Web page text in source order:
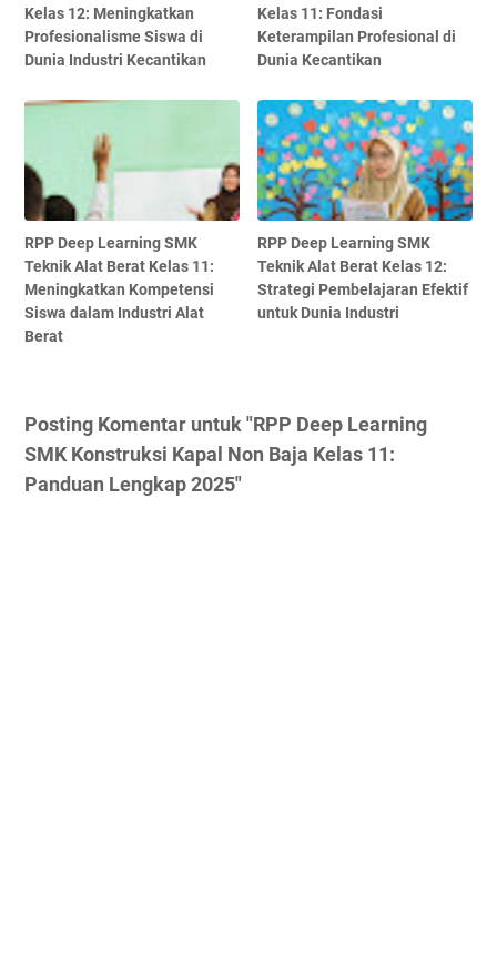
Kelas 12: Meningkatkan
Profesionalisme Siswa di
Dunia Industri Kecantikan
Kelas 11: Fondasi
Keterampilan Profesional di
Dunia Kecantikan
RPP Deep Learning SMK
Teknik Alat Berat Kelas 11:
Meningkatkan Kompetensi
Siswa dalam Industri Alat
Berat
RPP Deep Learning SMK
Teknik Alat Berat Kelas 12:
Strategi Pembelajaran Efektif
untuk Dunia Industri
Posting Komentar untuk "RPP Deep Learning
SMK Konstruksi Kapal Non Baja Kelas 11:
Panduan Lengkap 2025"